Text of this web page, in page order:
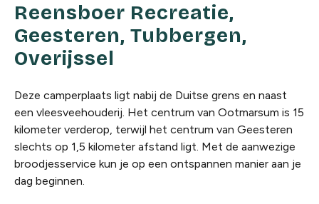
Reensboer Recreatie,
Geesteren, Tubbergen,
Overijssel
Deze camperplaats ligt nabij de Duitse grens en naast
een vleesveehouderij. Het centrum van Ootmarsum is 15
kilometer verderop, terwijl het centrum van Geesteren
slechts op 1,5 kilometer afstand ligt. Met de aanwezige
broodjesservice kun je op een ontspannen manier aan je
dag beginnen.